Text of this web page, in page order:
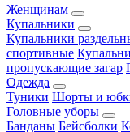
Женщинам
Купальники
Купальники
спортивные
пропускающие загар
Одежда
Туники Шорты и
Головные уборы
Банданы Бейсболки